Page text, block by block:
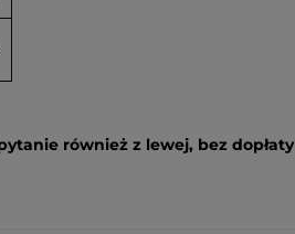
również z lewej, bez dopłaty